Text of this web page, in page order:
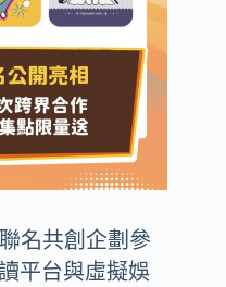
名共創企劃參
平台與虛擬娛